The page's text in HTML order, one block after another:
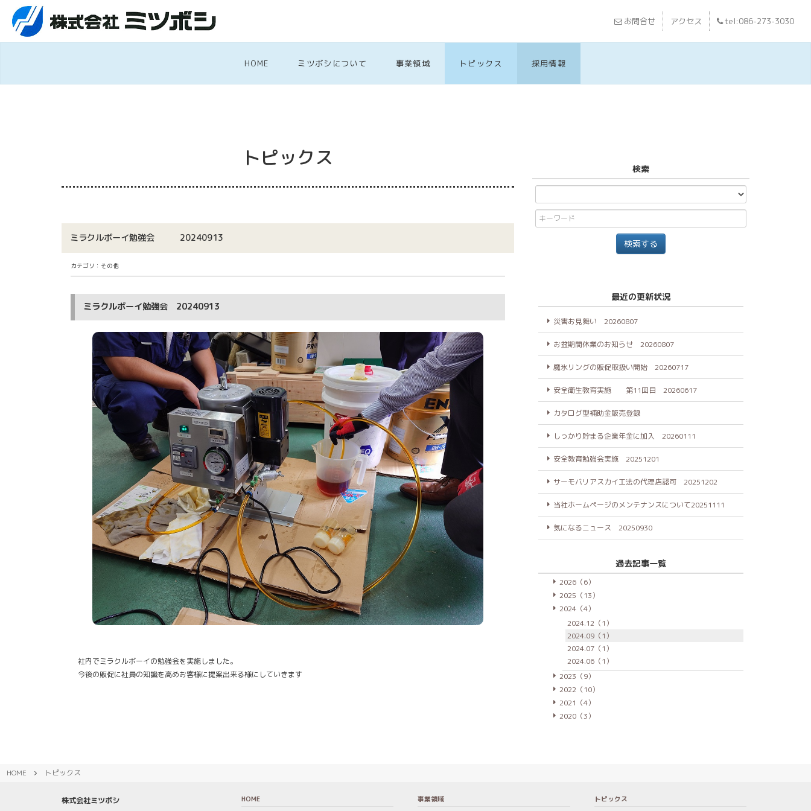
お問合せ アクセス tel:086-273-3030
HOME ミツボシについて 事業領域 トピックス 採用情報
トピックス
ミラクルボーイ勉強会 20240913
カテゴリ：その他
ミラクルボーイ勉強会 20240913
社内でミラクルボーイの勉強会を実施しました。
今後の販促に社員の知識を高めお客様に提案出来る様にしていきます
検索
最近の更新状況
災害お見舞い 20260807
お盆期間休業のお知らせ 20260807
魔氷リングの販促取扱い開始 20260717
安全衛生教育実施 第11回目 20260617
カタログ型補助金販売登録
しっかり貯まる企業年金に加入 20260111
安全教育勉強会実施 20251201
サーモバリアスカイ工法の代理店認可 20251202
当社ホームページのメンテナンスについて20251111
気になるニュース 20250930
過去記事一覧
2026（6）
2025（13）
2024（4）
2024.12（1）
2024.09（1）
2024.07（1）
2024.06（1）
2023（9）
2022（10）
2021（4）
2020（3）
HOME トピックス
株式会社ミツボシ HOME
事業領域
トピックス